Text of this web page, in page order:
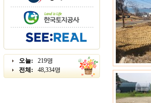
오늘:
219명
전체:
48,334명